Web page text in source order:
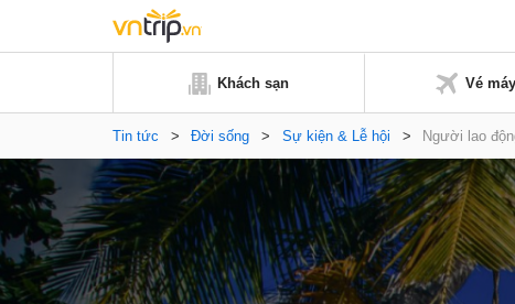
Khách sạn Vé
Tin tức > Đời sống > Sự kiện & Lễ hội > Người lao